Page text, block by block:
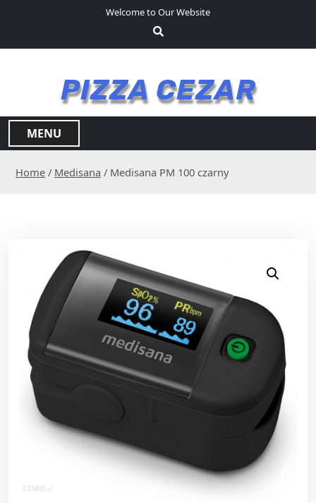
Welcome to Our Website
PIZZA CEZAR
MENU
Home / Medisana / Medisana PM 100 czarny